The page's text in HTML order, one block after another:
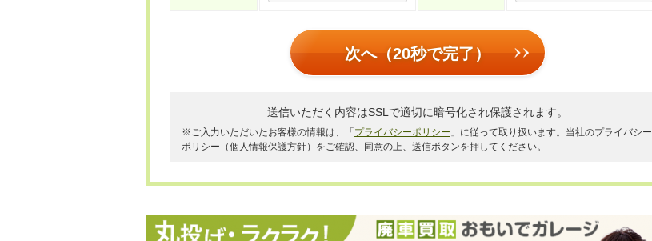
次へ（20秒で完了）
送信いただく内容はSSLで適切に暗号化され保護されます。
※ご入力いただいたお客様の情報は、「 プライバシーポリシー 」に従って取り扱います。当社のプライバシー
ポリシー（個人情報保護方針）をご確認、同意の上、送信ボタンを押してください。